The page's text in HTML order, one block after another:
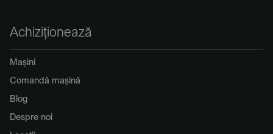
Achiziționează
Mașini
Comandă mașină
Blog
Despre noi